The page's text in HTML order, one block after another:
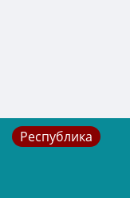
Республика